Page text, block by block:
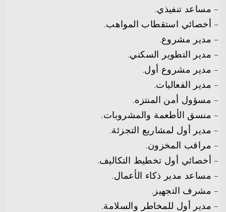
– مساعد تنفيذي.
– أخصائي استقطاب المواهب.
– مدير مشروع.
– مدير التطوير السكني.
– مدير مشروع أول.
– مدير الفعاليات.
– مسؤول أمن المنتزه.
– منسق الأطعمة والمشروبات.
– مدير أول لمشاريع التجزئة.
– مراقب المخزون.
– أخصائي أول تخطيط التكاليف.
– مساعد مدير ذكاء الأعمال.
– مشرف التجهيز.
– مدير أول للمخاطر والسلامة.